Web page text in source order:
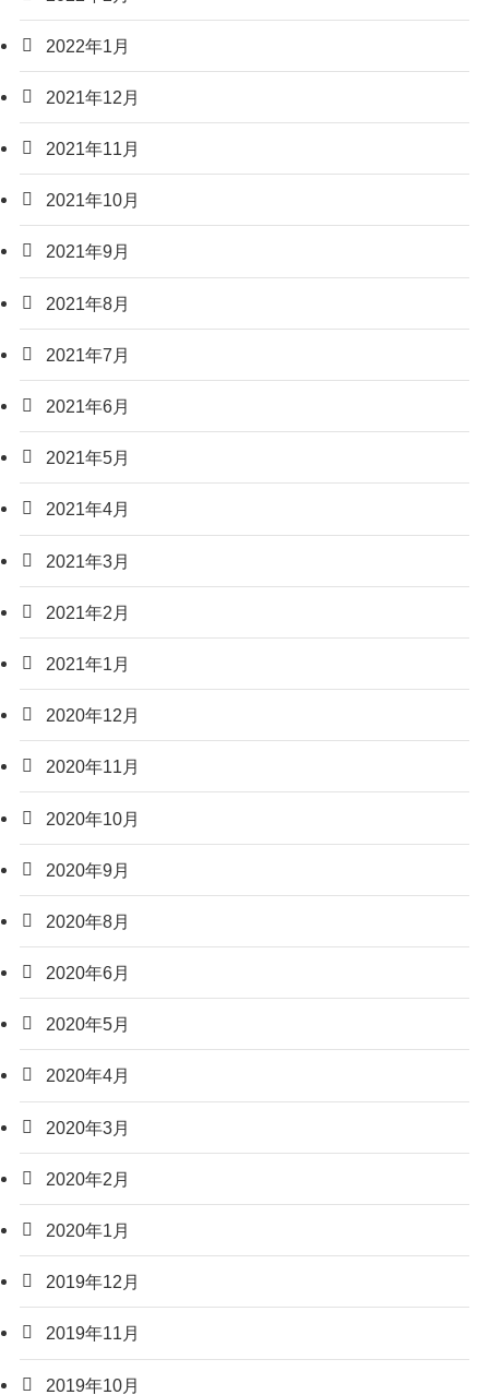
2022年1月
2021年12月
2021年11月
2021年10月
2021年9月
2021年8月
2021年7月
2021年6月
2021年5月
2021年4月
2021年3月
2021年2月
2021年1月
2020年12月
2020年11月
2020年10月
2020年9月
2020年8月
2020年6月
2020年5月
2020年4月
2020年3月
2020年2月
2020年1月
2019年12月
2019年11月
2019年10月